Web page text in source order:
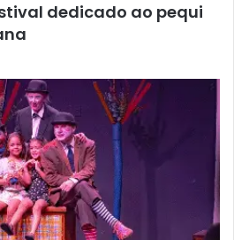
dedicado ao pequi